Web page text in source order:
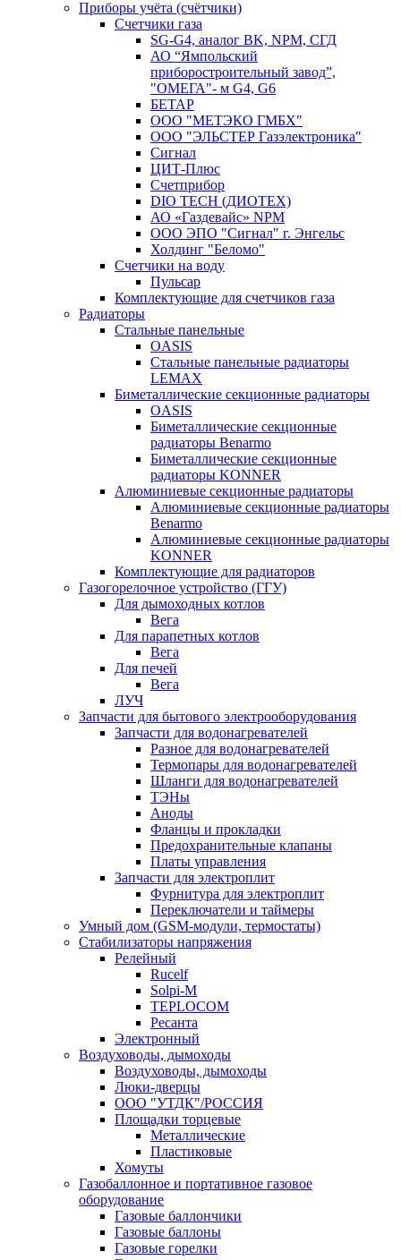
Приборы учёта (счётчики)
Счетчики газа
SG-G4, аналог BK, NPM, СГД
АО “Ямпольский
приборостроительный завод”,
"ОМЕГА"- м G4, G6
БЕТАР
ООО "МЕТЭКО ГМБХ"
ООО "ЭЛЬСТЕР Газэлектроника"
Сигнал
ЦИТ-Плюс
Счетприбор
DIO TECH (ДИОТЕХ)
АО «Газдевайс» NPM
ООО ЭПО "Сигнал" г. Энгельс
Холдинг "Беломо"
Счетчики на воду
Пульсар
Комплектующие для счетчиков газа
Радиаторы
Стальные панельные
OASIS
Стальные панельные радиаторы
LEMAX
Биметаллические секционные радиаторы
OASIS
Биметаллические секционные
радиаторы Benarmo
Биметаллические секционные
радиаторы KONNER
Алюминиевые секционные радиаторы
Алюминиевые секционные радиаторы
Benarmo
Алюминиевые секционные радиаторы
KONNER
Комплектующие для радиаторов
Газогорелочное устройство (ГГУ)
Для дымоходных котлов
Вега
Для парапетных котлов
Вега
Для печей
Вега
ЛУЧ
Запчасти для бытового электрооборудования
Запчасти для водонагревателей
Разное для водонагревателей
Термопары для водонагревателей
Шланги для водонагревателей
ТЭНы
Аноды
Фланцы и прокладки
Предохранительные клапаны
Платы управления
Запчасти для электроплит
Фурнитура для электроплит
Переключатели и таймеры
Умный дом (GSM-модули, термостаты)
Cтабилизаторы напряжения
Релейный
Rucelf
Solpi-M
TEPLOCOM
Ресанта
Электронный
Воздуховоды, дымоходы
Воздуховоды, дымоходы
Люки-дверцы
ООО "УТДК"/РОССИЯ
Площадки торцевые
Металлические
Пластиковые
Хомуты
Газобаллонное и портативное газовое
оборудование
Газовые баллончики
Газовые баллоны
Газовые горелки